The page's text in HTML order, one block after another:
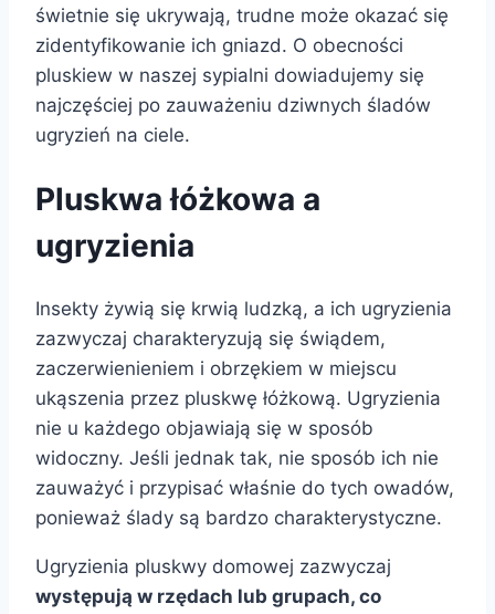
świetnie się ukrywają, trudne może okazać się
zidentyfikowanie ich gniazd. O obecności
pluskiew w naszej sypialni dowiadujemy się
najczęściej po zauważeniu dziwnych śladów
ugryzień na ciele.
Pluskwa łóżkowa a
ugryzienia
Insekty żywią się krwią ludzką, a ich ugryzienia
zazwyczaj charakteryzują się świądem,
zaczerwienieniem i obrzękiem w miejscu
ukąszenia przez pluskwę łóżkową. Ugryzienia
nie u każdego objawiają się w sposób
widoczny. Jeśli jednak tak, nie sposób ich nie
zauważyć i przypisać właśnie do tych owadów,
ponieważ ślady są bardzo charakterystyczne.
Ugryzienia pluskwy domowej zazwyczaj
występują w rzędach lub grupach, co